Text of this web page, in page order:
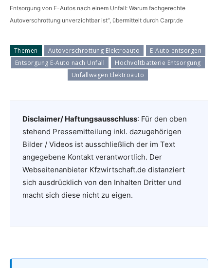
Entsorgung von E-Autos nach einem Unfall: Warum fachgerechte
Autoverschrottung unverzichtbar ist“, übermittelt durch Carpr.de
Themen Autoverschrottung Elektroauto
E-Auto entsorgen
Entsorgung E-Auto nach Unfall
Hochvoltbatterie Entsorgung
Unfallwagen Elektroauto
Disclaimer/ Haftungsausschluss: Für den oben
stehend Pressemitteilung inkl. dazugehörigen
Bilder / Videos ist ausschließlich der im Text
angegebene Kontakt verantwortlich. Der
Webseitenanbieter Kfzwirtschaft.de distanziert
sich ausdrücklich von den Inhalten Dritter und
macht sich diese nicht zu eigen.